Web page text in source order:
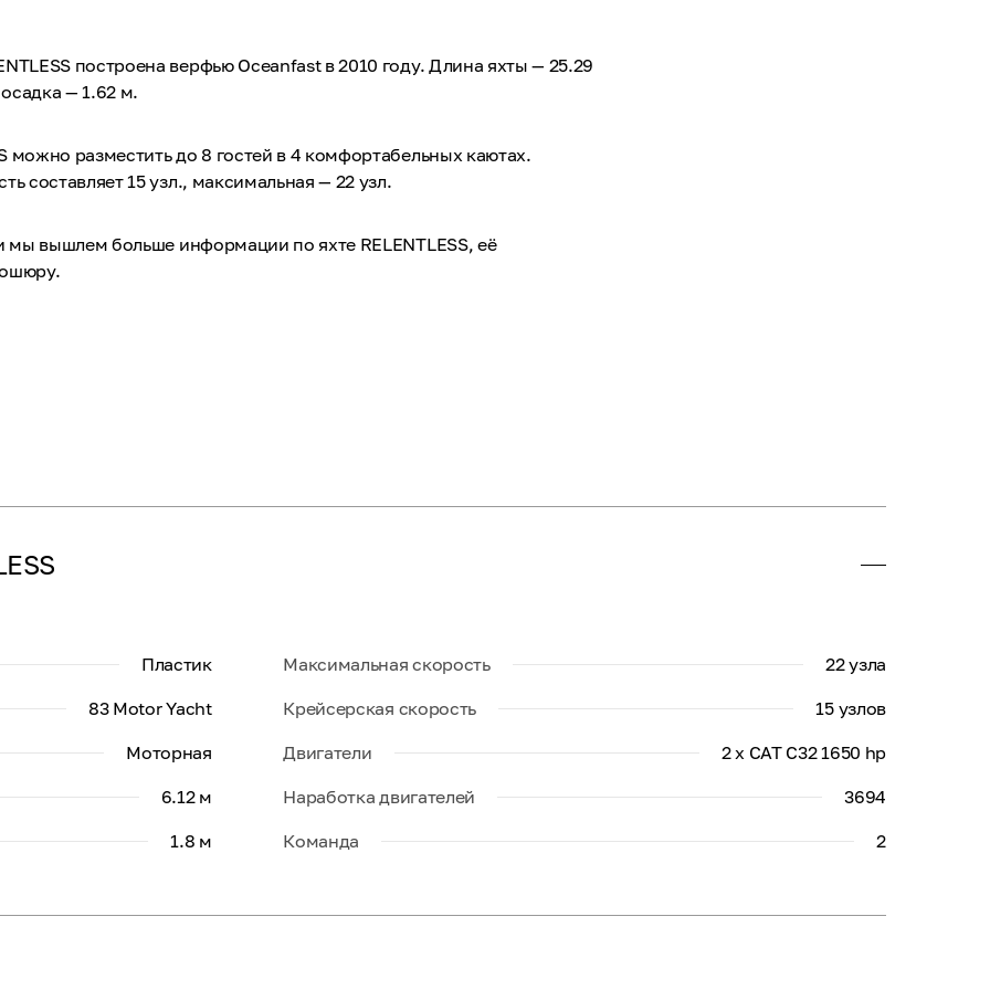
построена верфью Oceanfast в 2010 году. Длина яхты — 25.29
— 1.62 м.
можно разместить до 8 гостей в 4 комфортабельных каютах.
составляет 15 узл., максимальная — 22 узл.
мы вышлем больше информации по яхте RELENTLESS, её
Пластик
83 Motor Yacht
Моторная
6.12 м
1.8 м
Максимальная скорость
22 узла
Крейсерская скорость
15 узлов
Двигатели
2 x CAT C32 1650 hp
Наработка двигателей
3694
Команда
2